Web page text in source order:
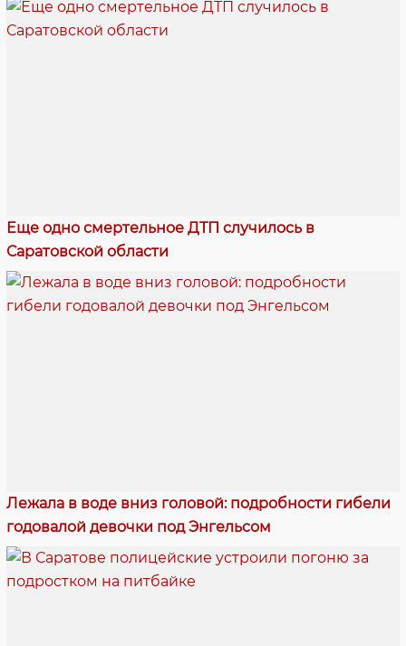
Еще одно смертельное ДТП случилось в
Саратовской области
Лежала в воде вниз головой: подробности гибели
годовалой девочки под Энгельсом